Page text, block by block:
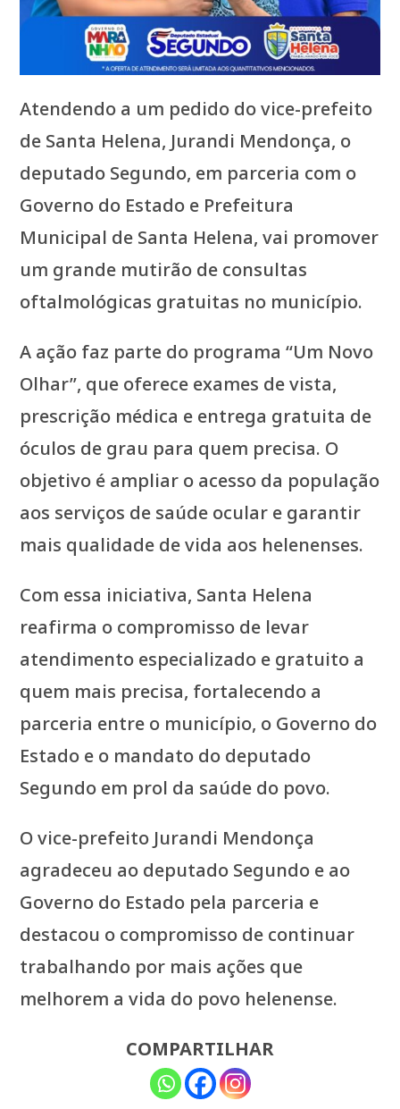
Atendendo a um pedido do vice-prefeito
de Santa Helena, Jurandi Mendonça, o
deputado Segundo, em parceria com o
Governo do Estado e Prefeitura
Municipal de Santa Helena, vai promover
um grande mutirão de consultas
oftalmológicas gratuitas no município.
A ação faz parte do programa “Um Novo
Olhar”, que oferece exames de vista,
prescrição médica e entrega gratuita de
óculos de grau para quem precisa. O
objetivo é ampliar o acesso da população
aos serviços de saúde ocular e garantir
mais qualidade de vida aos helenenses.
Com essa iniciativa, Santa Helena
reafirma o compromisso de levar
atendimento especializado e gratuito a
quem mais precisa, fortalecendo a
parceria entre o município, o Governo do
Estado e o mandato do deputado
Segundo em prol da saúde do povo.
O vice-prefeito Jurandi Mendonça
agradeceu ao deputado Segundo e ao
Governo do Estado pela parceria e
destacou o compromisso de continuar
trabalhando por mais ações que
melhorem a vida do povo helenense.
COMPARTILHAR